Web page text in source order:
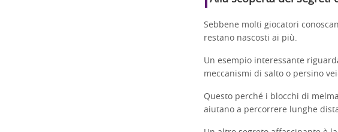
Sebbene molti giocatori
restano nascosti ai più.
Un esempio interessante
meccanismi di salto o persino
Questo perché i blocchi di
aiutano a percorrere lunghe